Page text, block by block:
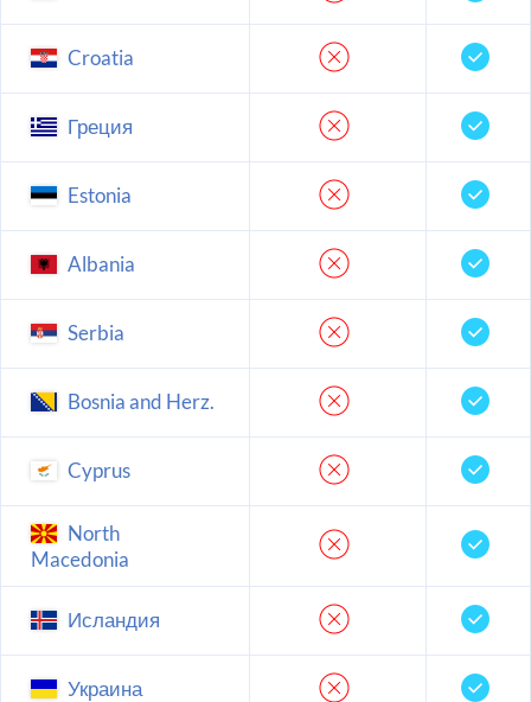
Croatia
Греция
Estonia
Albania
Serbia
Bosnia and Herz.
Cyprus
North
Macedonia
Исландия
Украина